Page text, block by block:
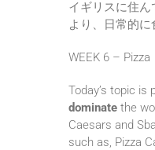
イギリスに住
より、日常的に
WEEK 6 – Pizza
Today’s topic
dominate the
Caesars and
such as, Pizza